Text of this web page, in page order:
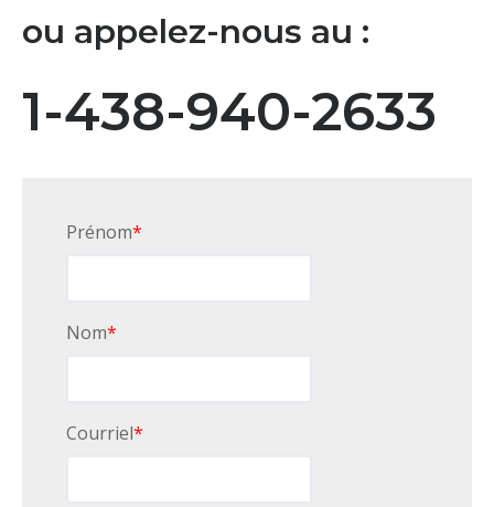
ou appelez-nous au :
1-438-940-2633
Prénom*
Nom*
Courriel*